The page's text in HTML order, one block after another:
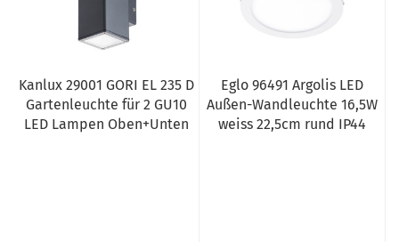
Kanlux 29001 GORI EL 235 D
Gartenleuchte für 2 GU10
LED Lampen Oben+Unten
Eglo 96491 Argolis LED
Außen-Wandleuchte 16,5W
weiss 22,5cm rund IP44